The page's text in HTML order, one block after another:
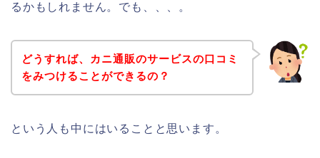
るかもしれません。でも、、、。
どうすれば、カニ通販のサービスの口コミ
をみつけることができるの？
という人も中にはいることと思います。